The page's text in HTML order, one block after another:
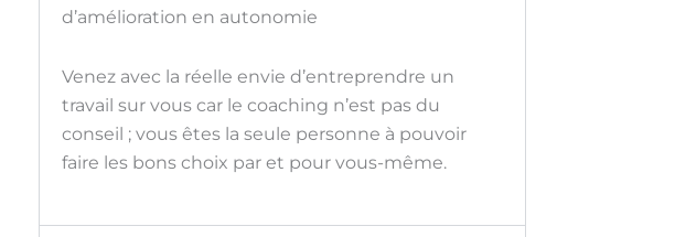
d’amélioration en autonomie
Venez avec la réelle envie d’entreprendre un
travail sur vous car le coaching n’est pas du
conseil ; vous êtes la seule personne à pouvoir
faire les bons choix par et pour vous-même.